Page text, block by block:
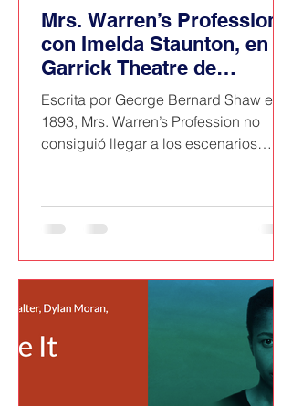
Mrs. Warren’s Profession,
con Imelda Staunton, en el
Garrick Theatre de
Londres
Escrita por George Bernard Shaw en
1893, Mrs. Warren’s Profession no
consiguió llegar a los escenarios
en Londres. Ahora se recupera de
nuevo en el Garrick Theatre
cabeza del reparto.